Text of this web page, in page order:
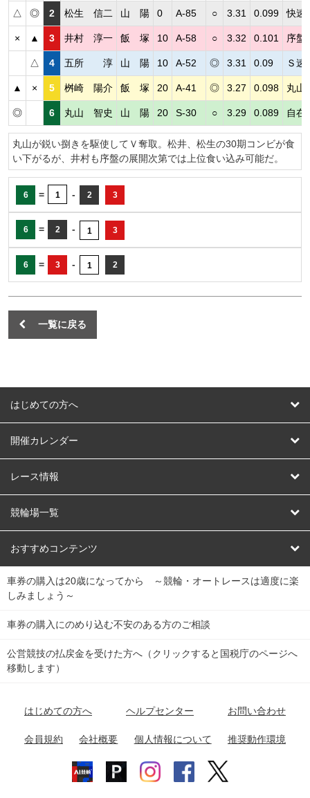
△ ◎ 2 松生 信二 山 陽 0 A-85 ○ 3.31 0.099 快速
× ▲ 3 井村 淳一 飯 塚 10 A-58 ○ 3.32 0.101 序盤
△ 4 五所 淳 山 陽 10 A-52 ◎ 3.31 0.09 Ｓ速
▲ × 5 桝崎 陽介 飯 塚 20 A-41 ◎ 3.27 0.098 丸山
◎ 6 丸山 智史 山 陽 20 S-30 ○ 3.29 0.089 自在
丸山が鋭い捌きを駆使してＶ奪取。松井、松生の30期コンビが食
い下がるが、井村も序盤の展開次第では上位食い込み可能だ。
6 = 1 - 2 3
6 = 2 - 1 3
6 = 3 - 1 2
一覧に戻る
はじめての方へ
はじめての方へ
開催カレンダー
競輪
オートレース
競輪くじ
Dokanto!
チャリロトプラザ
レース情報
レース予想
レース結果
キャリーオーバー一覧
競輪場一覧
北日本 函館競輪場
関
東
弥彦競輪場 前橋競輪場 取手競輪場 宇都宮競輪場
関
東
小田原競輪場
名古屋競輪場 岐阜競輪場 大垣競輪場 豊橋競輪場
富山競輪場 松阪競輪場 四日市競輪場
福井競輪場 奈良競輪場 向日町競輪場
おすすめコンテンツ
競輪選手情報
Perfecta Navi
netkeirin
車券の購入は20歳になってから ～競輪・オートレースは適度に楽
しみましょう～
車券の購入にのめり込む不安のある方のご相談
公営競技の払戻金を受けた方へ（クリックすると国税庁のページへ
移動します）
はじめての方へ ヘルプセンター お問い合わせ
会員規約 会社概要 個人情報について 推奨動作環境